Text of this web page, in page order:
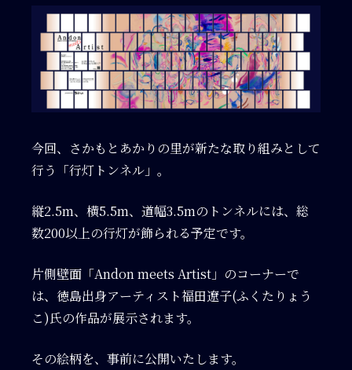
今回、さかもとあかりの里が新たな取り組みとして
行う「行灯トンネル」。
縦2.5m、横5.5m、道幅3.5mのトンネルには、総
数200以上の行灯が飾られる予定です。
片側壁面「Andon meets Artist」のコーナーで
は、徳島出身アーティスト福田遼子(ふくたりょう
こ)氏の作品が展示されます。
その絵柄を、事前に公開いたします。